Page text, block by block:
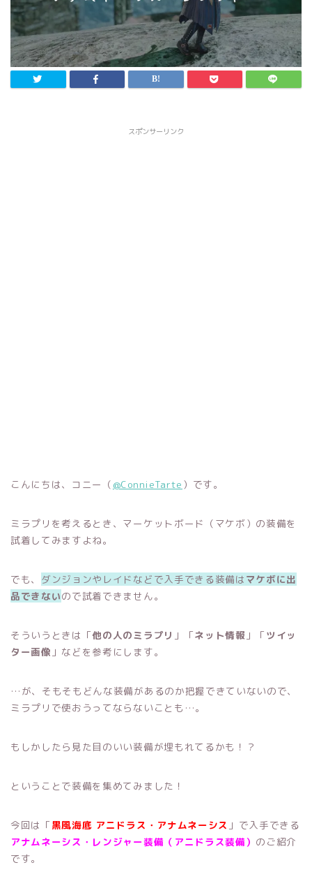
スポンサーリンク
こんにちは、コニー（ @ConnieTarte ）です。
ミラプリを考えるとき、マーケットボード（マケボ）の装備を
試着してみますよね。
でも、 ダンジョンやレイドなどで入手できる装備は マケボに出
品できないので試着できません。
そういうときは「他の人のミラプリ 」「ネット情報 」「 ツイッ
ター画像 」などを参考にします。
…が、そもそもどんな装備があるのか把握できていないので、
ミラプリで使おうってならないことも…。
もしかしたら見た目のいい装備が埋もれてるかも！？
ということで装備を集めてみました！
今回は「 黒風海底 アニドラス・アナムネーシス 」で入手できる
アナムネーシス・レンジャー装備（アニドラス装備） のご紹介
です。